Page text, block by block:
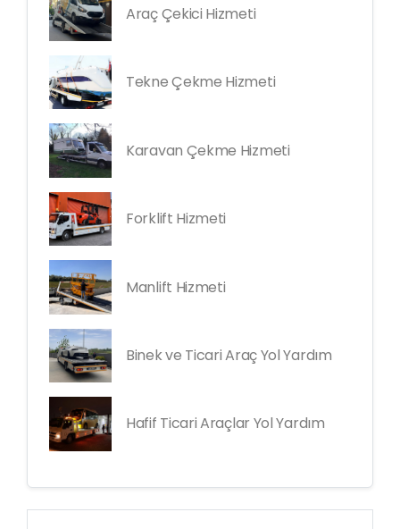
Araç Çekici Hizmeti
Tekne Çekme Hizmeti
Karavan Çekme Hizmeti
Forklift Hizmeti
Manlift Hizmeti
Binek ve Ticari Araç Yol Yardım
Hafif Ticari Araçlar Yol Yardım